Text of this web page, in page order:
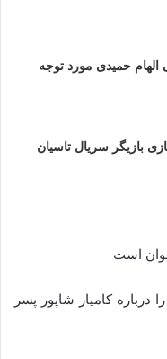
حمیدی مورد توجه
بازیگر سریال تاسیان
است
درباره کامیار شاپور پسر